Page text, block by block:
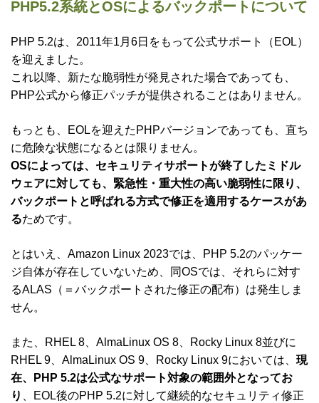
PHP5.2系統とOSによるバックポートについて
PHP 5.2は、2011年1月6日をもって公式サポート（EOL）
を迎えました。
これ以降、新たな脆弱性が発見された場合であっても、
PHP公式から修正パッチが提供されることはありません。
もっとも、EOLを迎えたPHPバージョンであっても、直ち
に危険な状態になるとは限りません。
OSによっては、セキュリティサポートが終了したミドル
ウェアに対しても、緊急性・重大性の高い脆弱性に限り、
バックポートと呼ばれる方式で修正を適用するケースがあ
るためです。
とはいえ、Amazon Linux 2023では、PHP 5.2のパッケー
ジ自体が存在していないため、同OSでは、それらに対す
るALAS（＝バックポートされた修正の配布）は発生しま
せん。
また、RHEL 8、AlmaLinux OS 8、Rocky Linux 8並びに
RHEL 9、AlmaLinux OS 9、Rocky Linux 9においては、 現
在、PHP 5.2は公式なサポート対象の範囲外となってお
り
、EOL後のPHP 5.2に対して継続的なセキュリティ修正